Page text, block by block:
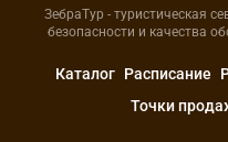
ЗебраТур - туристическая
безопасности и качества
Каталог Расписание
Точки